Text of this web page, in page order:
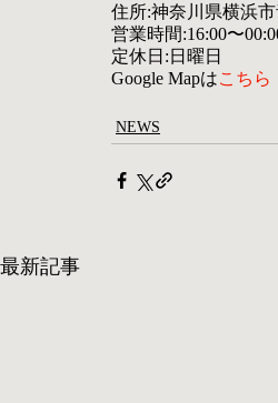
住所:神奈川県横浜
営業時間:16:00〜
定休日:日曜日
Google Mapはこちら
NEWS
最新記事